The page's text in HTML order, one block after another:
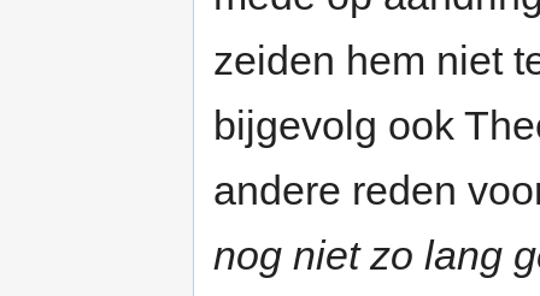
zeiden hem niet
bijgevolg ook
andere reden
nog niet zo lang